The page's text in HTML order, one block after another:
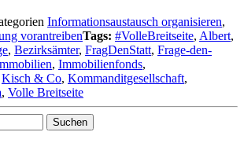
Informationsaustausch organisieren,
vorantreibenTags: #VolleBreitseite, Albert,
, Bezirksämter, FragDenStatt, Frage-den-
, Immobilienfonds,
Kisch & Co, Kommanditgesellschaft,
, Volle Breitseite